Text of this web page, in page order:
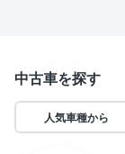
中古車を探す
人気車種から